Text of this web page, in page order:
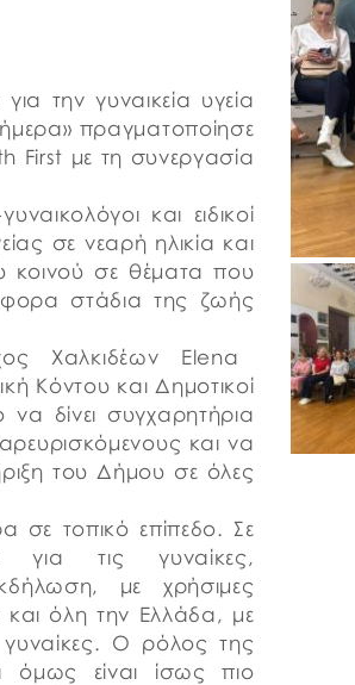
την γυναικεία υγεία
πραγματοποίησε
First με τη συνεργασία
και ειδικοί
σε νεαρή ηλικία και
κοινού σε θέματα που
στάδια της ζωής
Χαλκιδέων Elena
Κόντου και Δημοτικοί
δίνει συγχαρητήρια
και να
του Δήμου σε όλες
σε τοπικό επίπεδο. Σε
τις γυναίκες,
με χρήσιμες
και όλη την Ελλάδα, με
Ο ρόλος της
όμως είναι ίσως πιο